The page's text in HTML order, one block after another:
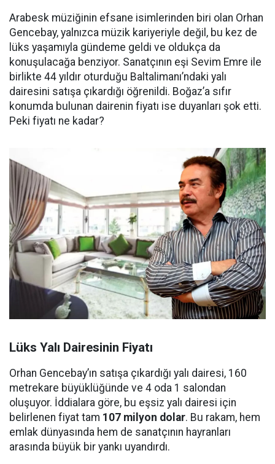
Arabesk müziğinin efsane isimlerinden biri olan Orhan
Gencebay, yalnızca müzik kariyeriyle değil, bu kez de
lüks yaşamıyla gündeme geldi ve oldukça da
konuşulacağa benziyor. Sanatçının eşi Sevim Emre ile
birlikte 44 yıldır oturduğu Baltalimanı’ndaki yalı
dairesini satışa çıkardığı öğrenildi. Boğaz’a sıfır
konumda bulunan dairenin fiyatı ise duyanları şok etti.
Peki fiyatı ne kadar?
Lüks Yalı Dairesinin Fiyatı
Orhan Gencebay’ın satışa çıkardığı yalı dairesi, 160
metrekare büyüklüğünde ve 4 oda 1 salondan
oluşuyor. İddialara göre, bu eşsiz yalı dairesi için
belirlenen fiyat tam 107 milyon dolar. Bu rakam, hem
emlak dünyasında hem de sanatçının hayranları
arasında büyük bir yankı uyandırdı.